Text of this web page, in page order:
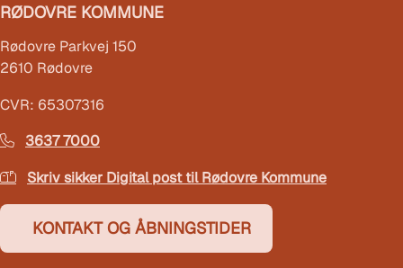
RØDOVRE KOMMUNE
Rødovre Parkvej 150
2610 Rødovre
CVR: 65307316
3637 7000
Skriv sikker Digital post til Rødovre Kommune
KONTAKT OG ÅBNINGSTIDER